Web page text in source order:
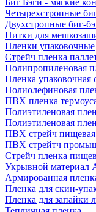
Биг Бэги - мягкие
Четырехстропные
Двухстропные биг-
Нитки для
Пленки упаковочные
Стрейч пленка
Полипропиленовая
Пленка упаковочная
Полиолефиновая
ПВХ пленка
Полиэтиленовая
Полиэтиленовая
ПВХ стрейч пищевая
ПВХ стрейтч
Стрейч пленка
Укрывной материал
Армированная
Пленка для скин-
Пленка для запайки